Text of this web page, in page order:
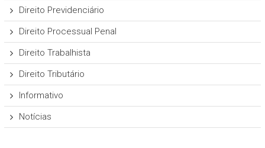
Direito Previdenciário
Direito Processual Penal
Direito Trabalhista
Direito Tributário
Informativo
Notícias